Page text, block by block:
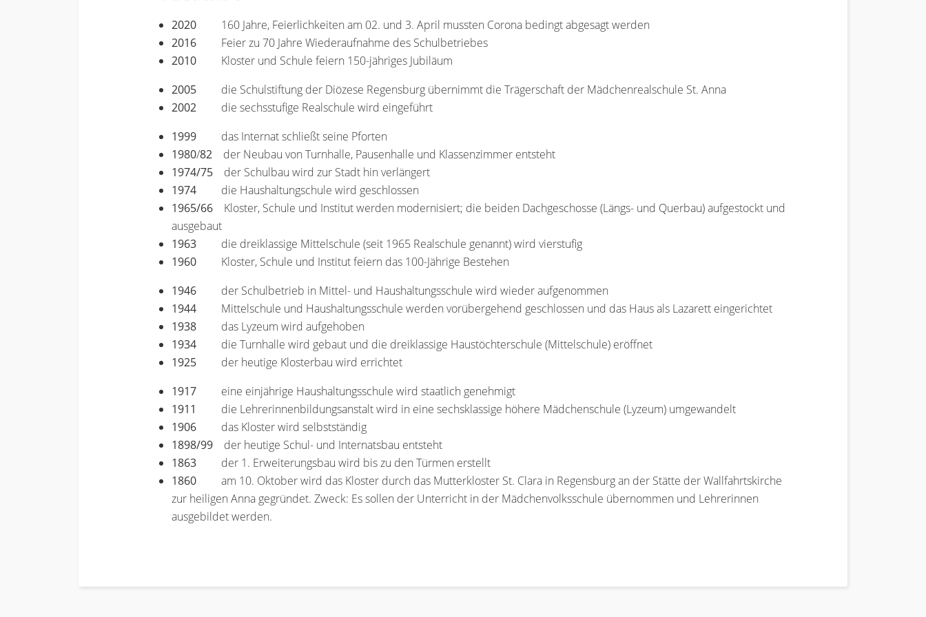
2020
160 Jahre, Feierlichkeiten am 02. und 3. April mussten Corona bedingt abgesagt werden
2016 Feier zu 70 Jahre Wiederaufnahme des Schulbetriebes
2010 Kloster und Schule feiern 150-jähriges Jubiläum
2005 die Schulstiftung der Diözese Regensburg übernimmt die Trägerschaft der Mädchenrealschule St. Anna
2002 die sechsstufige Realschule wird eingeführt
1999 das Internat schließt seine Pforten
1980/82 der Neubau von Turnhalle, Pausenhalle und Klassenzimmer entsteht
1974/75 der Schulbau wird zur Stadt hin verlängert
1974 die Haushaltungschule wird geschlossen
1965/66 Kloster, Schule und Institut werden modernisiert; die beiden Dachgeschosse (Längs- und Querbau) aufgestockt und
ausgebaut
1963 die dreiklassige Mittelschule (seit 1965 Realschule genannt) wird vierstufig
1960 Kloster, Schule und Institut feiern das 100-Jährige Bestehen
1946 der Schulbetrieb in Mittel- und Haushaltungsschule wird wieder aufgenommen
1944 Mittelschule und Haushaltungsschule werden vorübergehend geschlossen und das Haus als Lazarett eingerichtet
1938 das Lyzeum wird aufgehoben
1934 die Turnhalle wird gebaut und die dreiklassige Haustöchterschule (Mittelschule) eröffnet
1925 der heutige Klosterbau wird errichtet
1917 eine einjährige Haushaltungsschule wird staatlich genehmigt
1911 die Lehrerinnenbildungsanstalt wird in eine sechsklassige höhere Mädchenschule (Lyzeum) umgewandelt
1906 das Kloster wird selbstständig
1898/99 der heutige Schul- und Internatsbau entsteht
1863 der 1. Erweiterungsbau wird bis zu den Türmen erstellt
1860
am 10. Oktober wird das Kloster durch das Mutterkloster St. Clara in Regensburg an der Stätte der Wallfahrtskirche
zur heiligen Anna gegründet. Zweck: Es sollen der Unterricht in der Mädchenvolksschule übernommen und Lehrerinnen
ausgebildet werden.